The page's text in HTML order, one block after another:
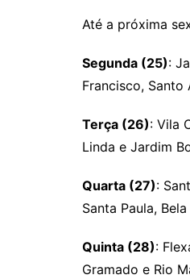
p o
k
Até a próxima
Segunda (25):
Francisco, Santo
Terça (26): Vila
Linda e Jardim
Quarta (27):
Santa Paula,
Quinta (28):
Gramado e Rio